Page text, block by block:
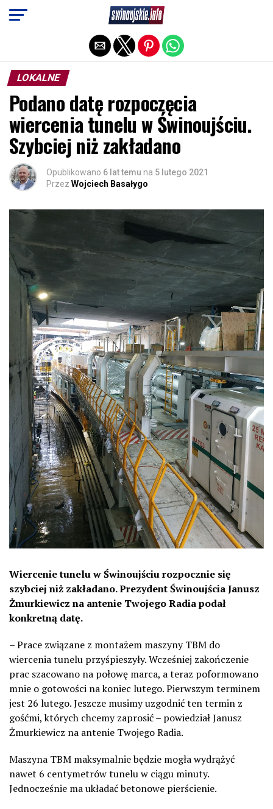
LOKALNE
Podano datę rozpoczęcia
wiercenia tunelu w Świnoujściu.
Szybciej niż zakładano
Opublikowano 6 lat temu na 5 lutego 2021
Przez Wojciech Basałygo
Wiercenie tunelu w Świnoujściu rozpocznie się
szybciej niż zakładano. Prezydent Świnoujścia Janusz
Żmurkiewicz na antenie Twojego Radia podał
konkretną datę.
– Prace związane z montażem maszyny TBM do
wiercenia tunelu przyśpieszyły. Wcześniej zakończenie
prac szacowano na połowę marca, a teraz poformowano
mnie o gotowości na koniec lutego. Pierwszym terminem
jest 26 lutego. Jeszcze musimy uzgodnić ten termin z
gośćmi, których chcemy zaprosić – powiedział Janusz
Żmurkiewicz na antenie Twojego Radia.
Maszyna TBM maksymalnie będzie mogła wydrążyć
nawet 6 centymetrów tunelu w ciągu minuty.
Jednocześnie ma układać betonowe pierścienie.
Exit mobile version